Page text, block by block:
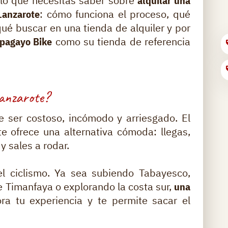
: cómo funciona el proceso, qué
buscar en una tienda de alquiler y por
Bike como su tienda de referencia
costoso, incómodo y arriesgado. El
ofrece una alternativa cómoda: llegas,
sales a rodar.
ciclismo. Ya sea subiendo Tabayesco,
o explorando la costa sur, una
tu experiencia y te permite sacar el